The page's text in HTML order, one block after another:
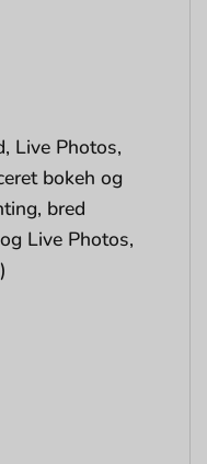
Live Photos,
bokeh og
bred
Live Photos,